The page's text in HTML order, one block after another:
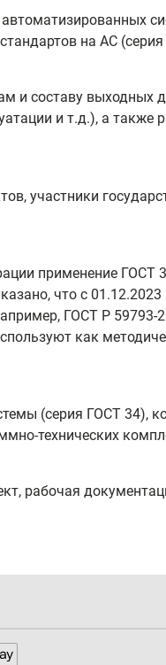
на АС
и составу выходных
и т.д.), а также
участники
применение ГОСТ
что с
ГОСТ Р 59793-
как
(серия ГОСТ 34),
рабочая